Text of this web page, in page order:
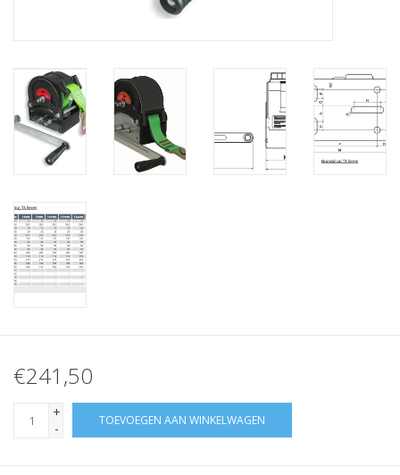
Staalkabel Klem
€241,50
+
-
TOEVOEGEN AAN WINKELWAGEN